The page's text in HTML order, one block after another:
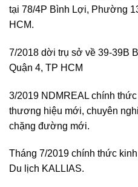
tại 78/4P Bình Lợi, Phường
HCM.
7/2018 dời trụ sở về 39-39B
Quận 4, TP HCM
3/2019 NDMREAL chính
thương hiệu mới, chuyên
chặng đường mới.
Tháng 7/2019 chính thức
Du lịch KALLIAS.